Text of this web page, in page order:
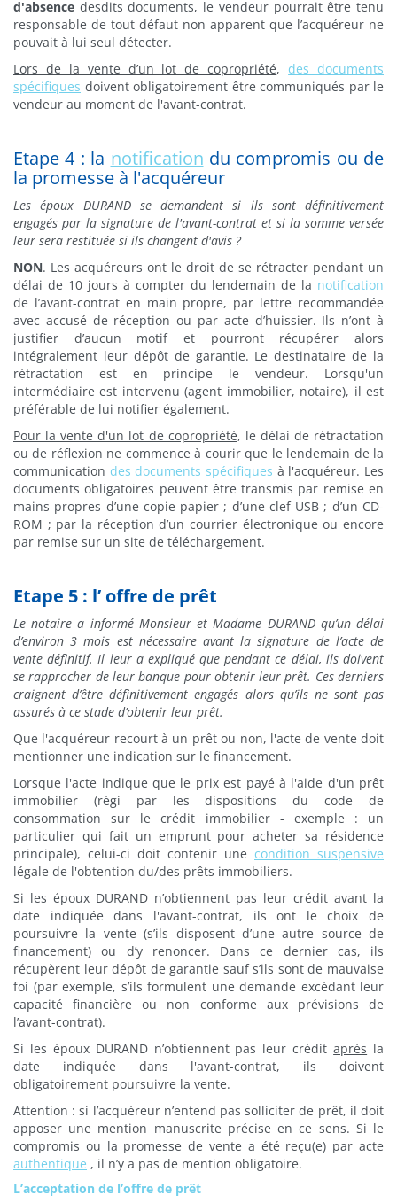
d'absence desdits documents, le vendeur pourrait être tenu
responsable de tout défaut non apparent que l’acquéreur ne
pouvait à lui seul détecter.
Lors de la vente d’un lot de copropriété, des documents
spécifiques doivent obligatoirement être communiqués par le
vendeur au moment de l'avant-contrat.
Etape 4 : la notification du compromis ou de
la promesse à l'acquéreur
Les époux DURAND se demandent si ils sont définitivement
engagés par la signature de l'avant-contrat et si la somme versée
leur sera restituée si ils changent d'avis ?
NON. Les acquéreurs ont le droit de se rétracter pendant un
délai de 10 jours à compter du lendemain de la notification
de l’avant-contrat en main propre, par lettre recommandée
avec accusé de réception ou par acte d’huissier. Ils n’ont à
justifier d’aucun motif et pourront récupérer alors
intégralement leur dépôt de garantie. Le destinataire de la
rétractation est en principe le vendeur. Lorsqu'un
intermédiaire est intervenu (agent immobilier, notaire), il est
préférable de lui notifier également.
Pour la vente d'un lot de copropriété, le délai de rétractation
ou de réflexion ne commence à courir que le lendemain de la
communication des documents spécifiques à l'acquéreur. Les
documents obligatoires peuvent être transmis par remise en
mains propres d’une copie papier ; d’une clef USB ; d’un CD-
ROM ; par la réception d’un courrier électronique ou encore
par remise sur un site de téléchargement.
Etape 5 : l’ offre de prêt
Le notaire a informé Monsieur et Madame DURAND qu’un délai
d’environ 3 mois est nécessaire avant la signature de l’acte de
vente définitif. Il leur a expliqué que pendant ce délai, ils doivent
se rapprocher de leur banque pour obtenir leur prêt. Ces derniers
craignent d’être définitivement engagés alors qu’ils ne sont pas
assurés à ce stade d’obtenir leur prêt.
Que l'acquéreur recourt à un prêt ou non, l'acte de vente doit
mentionner une indication sur le financement.
Lorsque l'acte indique que le prix est payé à l'aide d'un prêt
immobilier (régi par les dispositions du code de
consommation sur le crédit immobilier - exemple : un
particulier qui fait un emprunt pour acheter sa résidence
principale), celui-ci doit contenir une condition suspensive
légale de l'obtention du/des prêts immobiliers.
Si les époux DURAND n’obtiennent pas leur crédit avant la
date indiquée dans l'avant-contrat, ils ont le choix de
poursuivre la vente (s’ils disposent d’une autre source de
financement) ou d’y renoncer. Dans ce dernier cas, ils
récupèrent leur dépôt de garantie sauf s’ils sont de mauvaise
foi (par exemple, s’ils formulent une demande excédant leur
capacité financière ou non conforme aux prévisions de
l’avant-contrat).
Si les époux DURAND n’obtiennent pas leur créditaprès la
date indiquée dans l'avant-contrat, ils doivent
obligatoirement poursuivre la vente.
Attention : si l’acquéreur n’entend pas solliciter de prêt, il doit
apposer une mention manuscrite précise en ce sens. Si le
compromis ou la promesse de vente a été reçu(e) par acte
authentique , il n’y a pas de mention obligatoire.
L’acceptation de l’offre de prêt